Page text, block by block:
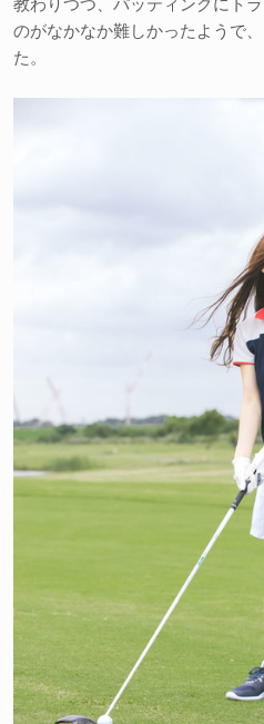
のがなかなか難しかったようで
た。